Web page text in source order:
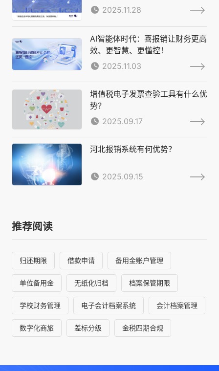
2025.11.28
AI智能体时代：喜报销让财务更高
效、更智慧、更懂控！
2025.11.03
增值税电子发票查验工具有什么优
势？
2025.09.17
河北报销系统有何优势？
2025.09.15
推荐阅读
归还期限 借款申请 备用金账户管理
单位备用金 无纸化归档 档案保管期限
学校财务管理 电子会计档案系统 会计档案管理
数字化商旅 差标分级 金税四期合规